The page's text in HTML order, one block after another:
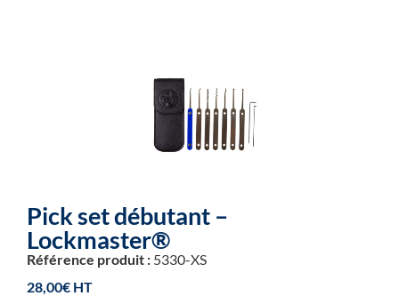
Pick set débutant –
Lockmaster®
Référence produit : 5330-XS
28,00€